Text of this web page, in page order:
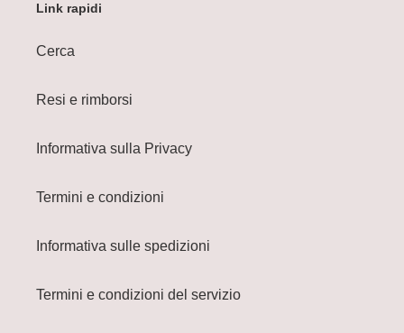
Link rapidi
Cerca
Resi e rimborsi
Informativa sulla Privacy
Termini e condizioni
Informativa sulle spedizioni
Termini e condizioni del servizio